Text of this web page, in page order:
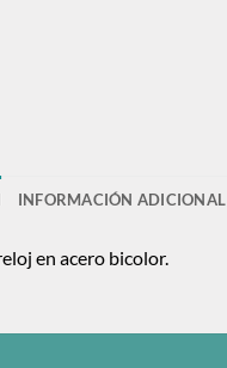
INFORMACIÓN ADICIONAL
en acero bicolor.